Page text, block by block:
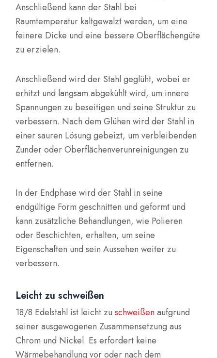
Anschließend kann der Stahl bei
Raumtemperatur kaltgewalzt werden, um eine
feinere Dicke und eine bessere Oberflächengüte
zu erzielen.
Anschließend wird der Stahl geglüht, wobei er
erhitzt und langsam abgekühlt wird, um innere
Spannungen zu beseitigen und seine Struktur zu
verbessern. Nach dem Glühen wird der Stahl in
einer sauren Lösung gebeizt, um verbleibenden
Zunder oder Oberflächenverunreinigungen zu
entfernen.
In der Endphase wird der Stahl in seine
endgültige Form geschnitten und geformt und
kann zusätzliche Behandlungen, wie Polieren
oder Beschichten, erhalten, um seine
Eigenschaften und sein Aussehen weiter zu
verbessern.
Leicht zu schweißen
18/8 Edelstahl ist leicht zuschweißenaufgrund
seiner ausgewogenen Zusammensetzung aus
Chrom und Nickel. Es erfordert keine
Wärmebehandlung vor oder nach dem